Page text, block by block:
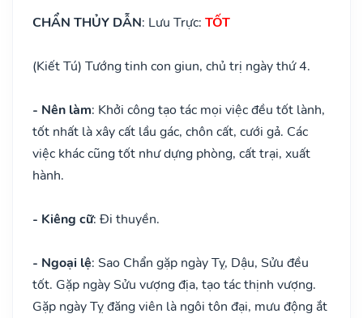
CHẨN THỦY DẪN: Lưu Trực: TỐT
(Kiết Tú) Tướng tinh con giun, chủ trị ngày thứ 4.
- Nên làm: Khởi công tạo tác mọi việc đều tốt lành,
tốt nhất là xây cất lầu gác, chôn cất, cưới gả. Các
việc khác cũng tốt như dựng phòng, cất trại, xuất
hành.
- Kiêng cữ: Đi thuyền.
- Ngoại lệ: Sao Chẩn gặp ngày Tỵ, Dậu, Sửu đều
tốt. Gặp ngày Sửu vượng địa, tạo tác thịnh vượng.
Gặp ngày Tỵ đăng viên là ngôi tôn đại, mưu động ắt